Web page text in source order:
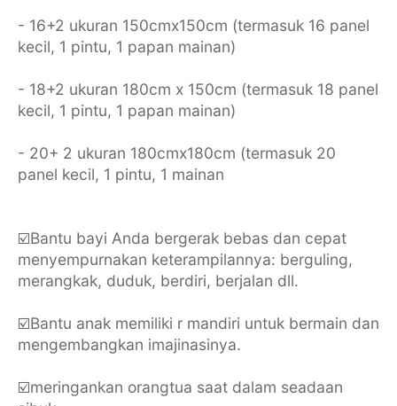
- 16+2 ukuran 150cmx150cm (termasuk 16 panel
kecil, 1 pintu, 1 papan mainan)
- 18+2 ukuran 180cm x 150cm (termasuk 18 panel
kecil, 1 pintu, 1 papan mainan)
- 20+ 2 ukuran 180cmx180cm (termasuk 20
panel kecil, 1 pintu, 1 mainan
☑️Bantu bayi Anda bergerak bebas dan cepat
menyempurnakan keterampilannya: berguling,
merangkak, duduk, berdiri, berjalan dll.
☑️Bantu anak memiliki r mandiri untuk bermain dan
mengembangkan imajinasinya.
☑️meringankan orangtua saat dalam seadaan